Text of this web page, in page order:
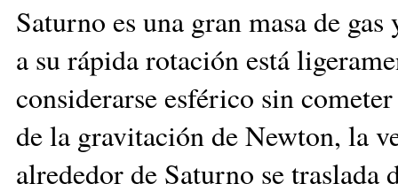
Saturno es una gran masa de
a su rápida rotación está
considerarse esférico sin
de la gravitación de Newton, la
alrededor de Saturno se traslada